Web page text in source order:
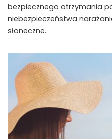
bezpiecznego otrzymania
niebezpieczeństwa
słoneczne.